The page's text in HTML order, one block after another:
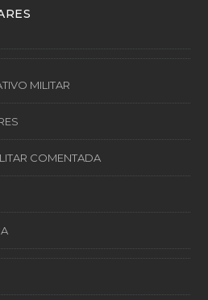
MILITAR
COMENTADA